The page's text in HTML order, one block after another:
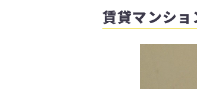
賃貸マンシ